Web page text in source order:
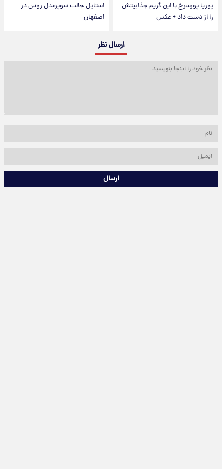
پوریا پورسرخ با این گریم جذابیتش
را از دست داد + عکس
استایل جالب سوپرمدل روس در
اصفهان
ارسال نظر
ارسال